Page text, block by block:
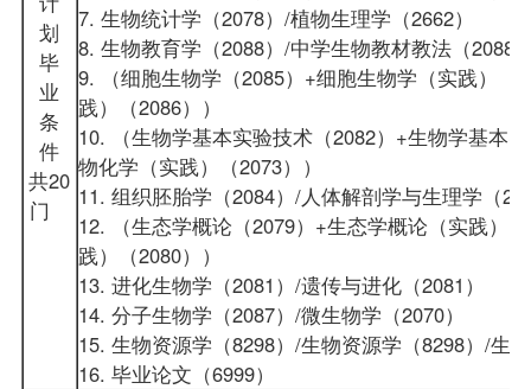
划
毕
业
条
件
共20
门
7. 生物统计学（2078）/植物生理学（2662）
8. 生物教育学（2088）/中学生物教材教法（2088
9. （细胞生物学（2085）+细胞生物学（实践）
践）（2086））
10. （生物学基本实验技术（2082）+生物学基本
物化学（实践）（2073））
11. 组织胚胎学（2084）/人体解剖学与生理学（
12. （生态学概论（2079）+生态学概论（实践）
践）（2080））
13. 进化生物学（2081）/遗传与进化（2081）
14. 分子生物学（2087）/微生物学（2070）
15. 生物资源学（8298）/生物资源学（8298）/生
16. 毕业论文（6999）